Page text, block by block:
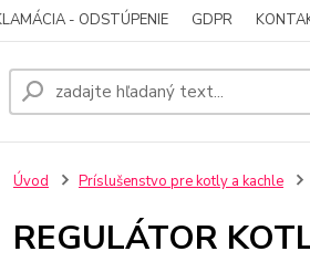
- ODSTÚPENIE GDPR
Úvod Príslušenstvo pre kotly a kachle
REGULÁTOR